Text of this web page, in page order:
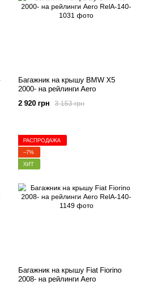
Багажник на крышу BMW X5
2000- на рейлинги Aero
3 153 грн
2 920 грн
РАСПРОДАЖА
−7%
ХИТ
Багажник на крышу Fiat Fiorino
2008- на рейлинги Aero